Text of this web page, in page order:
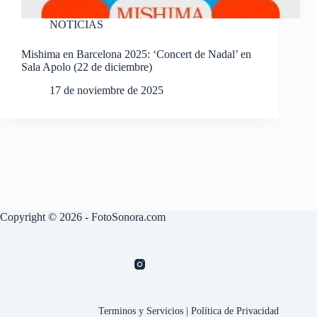
NOTICIAS
Mishima en Barcelona 2025: ‘Concert de Nadal’ en
Sala Apolo (22 de diciembre)
17 de noviembre de 2025
Copyright © 2026 - FotoSonora.com
Terminos y Servicios |Política de Privacidad